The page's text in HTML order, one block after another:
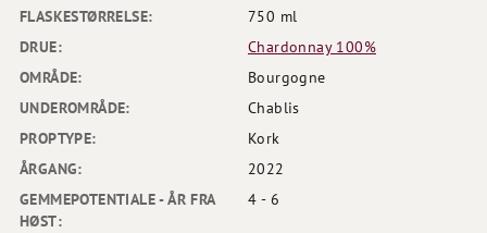
FLASKESTØRRELSE:
750 ml
DRUE:
Chardonnay 100%
OMRÅDE:
Bourgogne
UNDEROMRÅDE:
Chablis
PROPTYPE:
Kork
ÅRGANG:
2022
GEMMEPOTENTIALE - ÅR FRA
HØST:
4 - 6